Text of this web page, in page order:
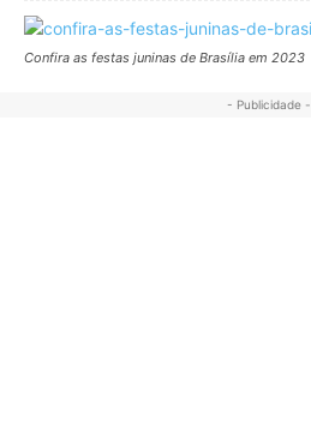
Confira as festas juninas de Brasília em 2023
- Publicidade -